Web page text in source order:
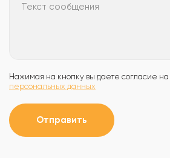
Текст сообщения
Нажимая на кнопку вы даете согласие на
персональных данных
Отправить